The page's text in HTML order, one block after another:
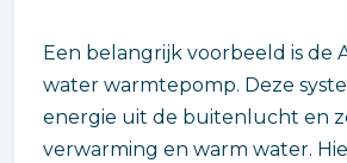
Een belangrijk voorbeeld is de
water warmtepomp. Deze
energie uit de buitenlucht en
verwarming en warm water.